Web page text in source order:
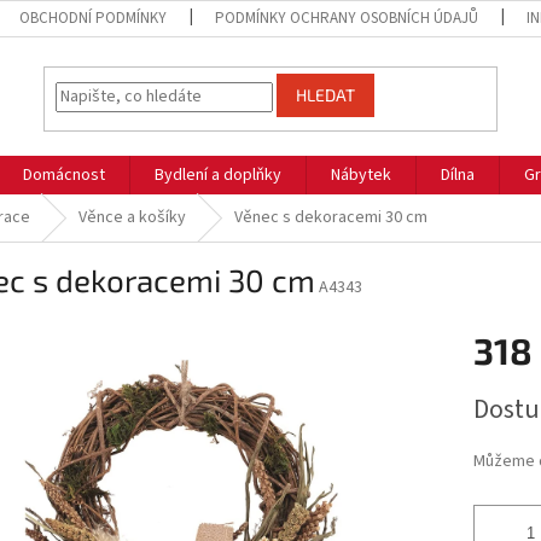
OBCHODNÍ PODMÍNKY PODMÍNKY OCHRANY OSOBNÍCH ÚDAJŮ
HLEDAT
Domácnost Bydlení a doplňky Nábytek Dílna
Věnce a košíky Věnec s dekoracemi 30 cm
s dekoracemi 30 cm A4343
318
cena: